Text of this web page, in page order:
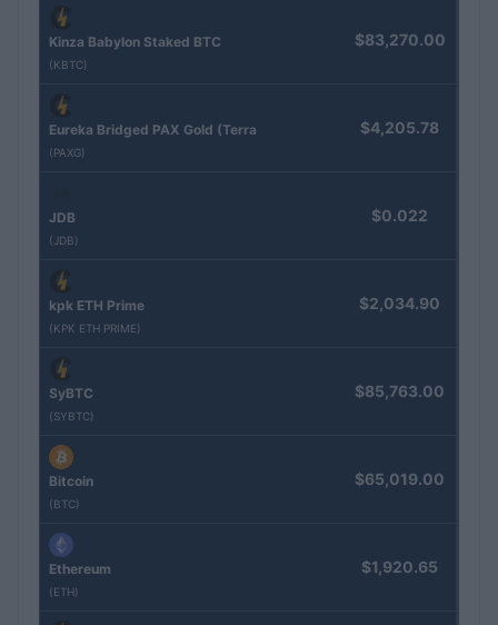
Kinza Babylon Staked BTC
(KBTC)
$83,270.00
Eureka Bridged PAX Gold (Terra
(PAXG)
$4,205.78
JDB
(JDB)
$0.022
kpk ETH Prime
(KPK ETH PRIME)
$2,034.90
SyBTC
(SYBTC)
$85,763.00
Bitcoin
(BTC)
$65,019.00
Ethereum
(ETH)
$1,920.65